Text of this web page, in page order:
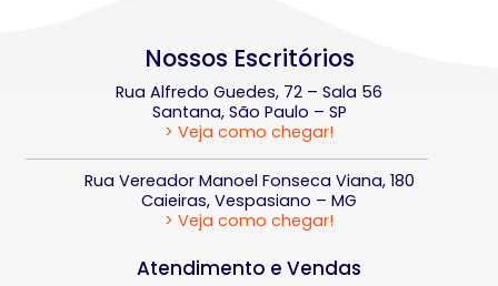
Nossos Escritórios
Rua Alfredo Guedes, 72 – Sala 56
Santana, São Paulo – SP
> Veja como chegar!
Rua Vereador Manoel Fonseca Viana, 180
Caieiras, Vespasiano – MG
> Veja como chegar!
Atendimento e Vendas